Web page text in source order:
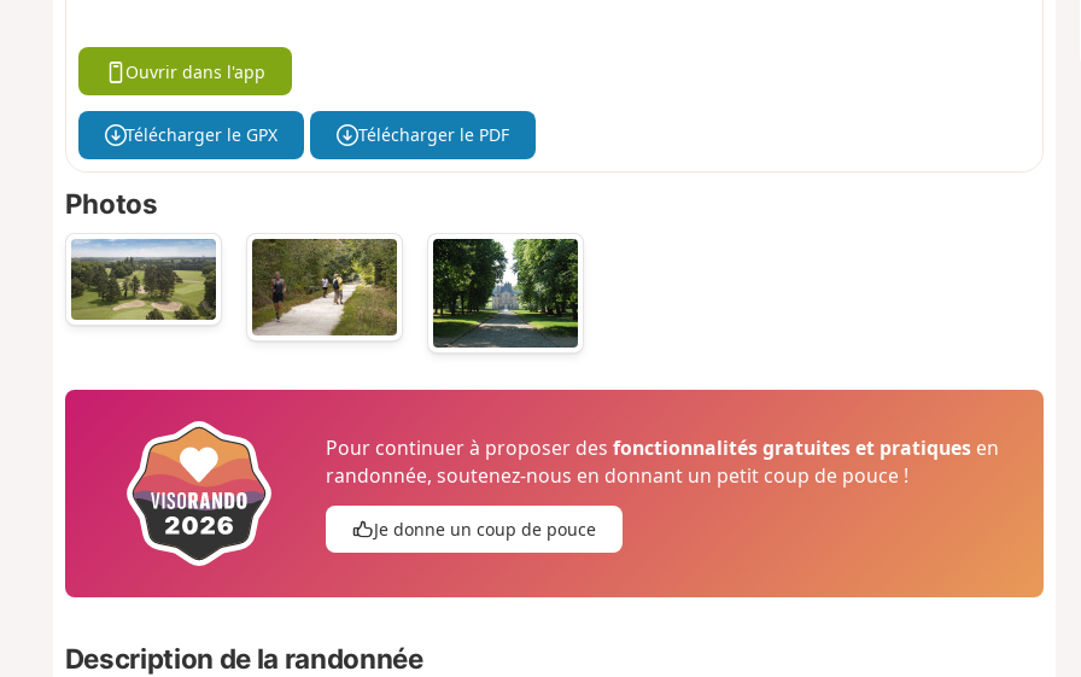
Ouvrir dans l'app
Télécharger le GPX Télécharger le PDF
Photos
Pour continuer à proposer desfonctionnalités gratuites et pratiques en
randonnée, soutenez-nous en donnant un petit coup de pouce !
Je donne un coup de pouce
Description de la randonnée